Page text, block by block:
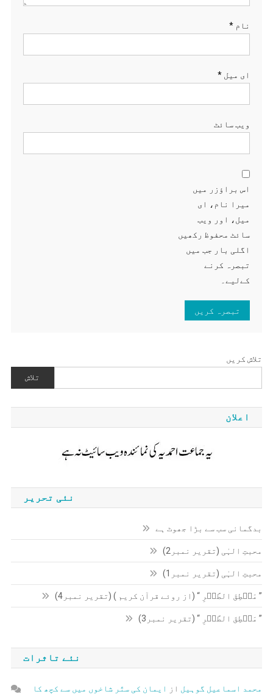
نام *
ای میل *
ویب‌ سائٹ
اس براؤزر میں
میرا نام، ای
میل، اور ویب
سائٹ محفوظ رکھیں
اگلی بار جب میں
تبصرہ کرنے
کےلیے۔
تلاش کریں
تلاش
اعلان
نئی تحریر
بدگمانی سب سے بڑا جھوٹ ہے
محبتِ الہٰی (تقریر نمبر2)
محبتِ الہٰی (تقریر نمبر1)
” مَنۡطِقَ الطَّیۡرِ “ (از روئے قرآن کریم ) (تقریر نمبر4)
” مَنۡطِقَ الطَّیۡرِ “ (تقریر نمبر3)
نئے تاثرات
محمد اسماعیل گوہیل از ایمان کی ستّر شاخوں میں سے کچھ کا